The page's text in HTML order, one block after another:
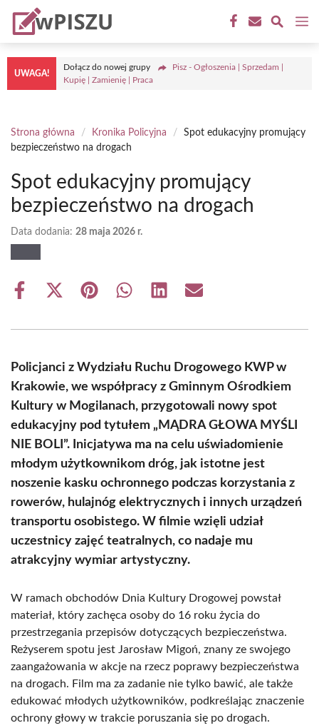
Przejdź
treści
UWAGA!
Dołącz do nowej grupy
Pisz - Ogłoszenia | Sprzedam |
Kupię | Zamienię | Praca
Strona główna / Kronika Policyjna /
Spot edukacyjny promujący
bezpieczeństwo na drogach
Spot edukacyjny promujący
bezpieczeństwo na drogach
Data dodania: 28 maja 2026 r.
Share
Share
(Twitter)
Share Share Share Share
Policjanci z Wydziału Ruchu Drogowego KWP w
Krakowie, we współpracy z Gminnym Ośrodkiem
Kultury w Mogilanach, przygotowali nowy spot
edukacyjny pod tytułem „MĄDRA GŁOWA MYŚLI
NIE BOLI”. Inicjatywa ma na celu uświadomienie
młodym użytkownikom dróg, jak istotne jest
noszenie kasku ochronnego podczas korzystania z
rowerów, hulajnóg elektrycznych i innych urządzeń
transportu osobistego. W filmie wzięli udział
uczestnicy zajęć teatralnych, co nadaje mu
atrakcyjny wymiar artystyczny.
W ramach obchodów Dnia Kultury Drogowej powstał
materiał, który zachęca osoby do 16 roku życia do
przestrzegania przepisów dotyczących bezpieczeństwa.
Reżyserem spotu jest Jarosław Migoń, znany ze swojego
zaangażowania w akcje na rzecz poprawy bezpieczeństwa
na drogach. Film ma za zadanie nie tylko bawić, ale także
edukować młodych użytkowników, podkreślając znaczenie
ochrony głowy w trakcie poruszania się po drogach.